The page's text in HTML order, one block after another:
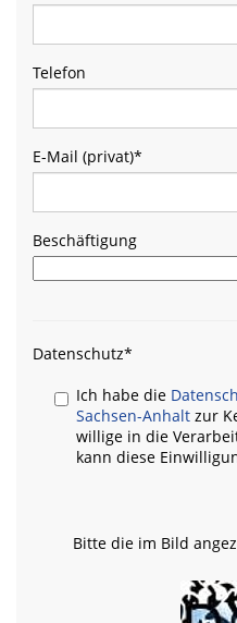
Telefon
E-Mail (privat)*
Beschäftigung
Datenschutz*
Ich habe die
Sachsen-Anhalt zur
willige in die
kann diese
Bitte die im Bild